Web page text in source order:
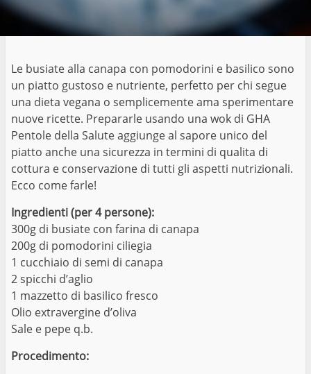
Le busiate alla canapa con pomodorini e basilico sono
un piatto gustoso e nutriente, perfetto per chi segue
una dieta vegana o semplicemente ama sperimentare
nuove ricette. Prepararle usando una wok di GHA
Pentole della Salute aggiunge al sapore unico del
piatto anche una sicurezza in termini di qualita di
cottura e conservazione di tutti gli aspetti nutrizionali.
Ecco come farle!
Ingredienti(per 4 persone):
300g di busiate con farina di canapa
200g di pomodorini ciliegia
1 cucchiaio di semi di canapa
2 spicchi d’aglio
1 mazzetto di basilico fresco
Olio extravergine d’oliva
Sale e pepe q.b.
Procedimento: